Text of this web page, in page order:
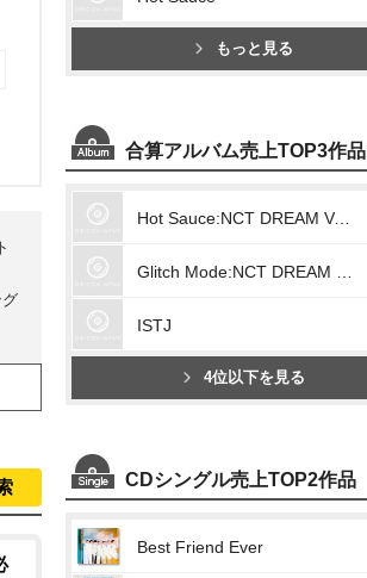
もっと見る
合算アルバム売上TOP3作品
Hot Sauce:NCT DREAM Vol.1
ISTJ
4位以下を見る
CDシングル売上TOP2作品
Best Friend Ever